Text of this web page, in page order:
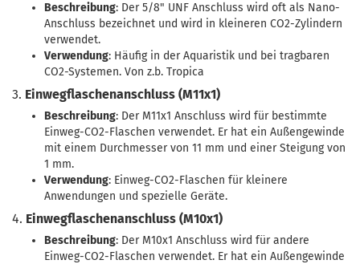
Beschreibung: Der 5/8" UNF Anschluss wird oft als Nano-
Anschluss bezeichnet und wird in kleineren CO2-Zylindern
verwendet.
Verwendung: Häufig in der Aquaristik und bei tragbaren
CO2-Systemen. Von z.b. Tropica
3. Einwegflaschenanschluss (M11x1)
Beschreibung: Der M11x1 Anschluss wird für bestimmte
Einweg-CO2-Flaschen verwendet. Er hat ein Außengewinde
mit einem Durchmesser von 11 mm und einer Steigung von
1 mm.
Verwendung: Einweg-CO2-Flaschen für kleinere
Anwendungen und spezielle Geräte.
4. Einwegflaschenanschluss (M10x1)
Beschreibung: Der M10x1 Anschluss wird für andere
Einweg-CO2-Flaschen verwendet. Er hat ein Außengewinde